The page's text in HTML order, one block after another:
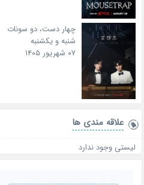
چهار دست، دو سونات
شنبه و یکشنبه
۰۷ شهریور ۱۴۰۵
علاقه‌ مندی ها
لیستی وجود ندارد